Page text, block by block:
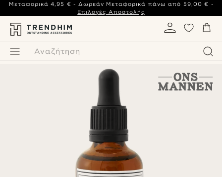
Αναζήτηση
Μεταφορικά 4,95 € - Δωρεάν Μεταφορικά πάνω από 59,00 € -
Επιλογές Αποστολής